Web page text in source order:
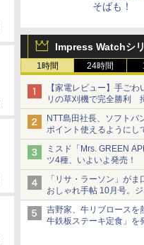
そばも！
Impress Watchシ
1時間 24時間
【家電レビュー】手ご
リの草刈機で完全勝利
NTT島田社長、ソフトバ
ポイント使えるようにし
ミスド「Mrs. GREEN
ツ4種、いよいよ発売！
「リサ・ラーソン」が
おしゃれ手帖 10月号。
ザイン
吉野家、牛リブロースを
牛鉄板ステーキ定食」を